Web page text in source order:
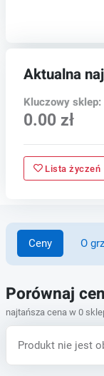
Aktualna
Kluczowy sklep:
0.00 zł
Lista życzeń
Ceny O
Porównaj
najtańsza cena w 0
Produkt nie jest